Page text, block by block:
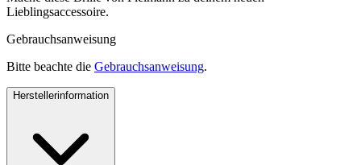
Lieblingsaccessoire.
Gebrauchsanweisung
Bitte beachte die Gebrauchsanweisung.
Herstellerinformation